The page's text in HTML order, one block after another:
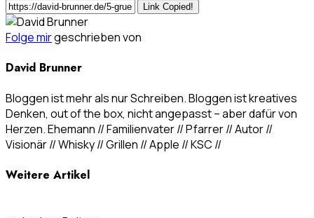
Link Copied!
Folge mirgeschrieben von
David Brunner
Bloggen ist mehr als nur Schreiben. Bloggen ist kreatives
Denken, out of the box, nicht angepasst – aber dafür von
Herzen. Ehemann // Familienvater // Pfarrer // Autor //
Visionär // Whisky // Grillen // Apple // KSC //
Weitere Artikel